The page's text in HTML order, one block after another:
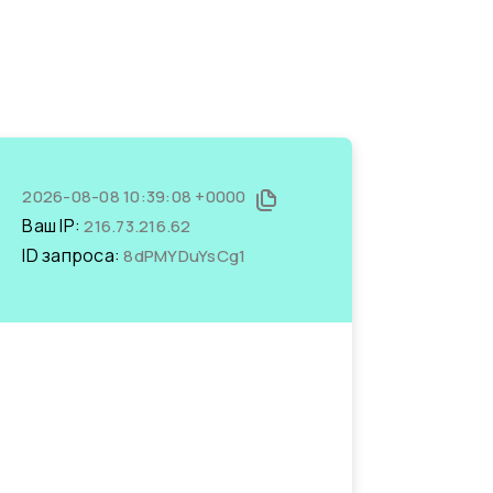
2026-08-08 10:39:08 +0000
Ваш IP:216.73.216.62
ID запроса:8dPMYDuYsCg1